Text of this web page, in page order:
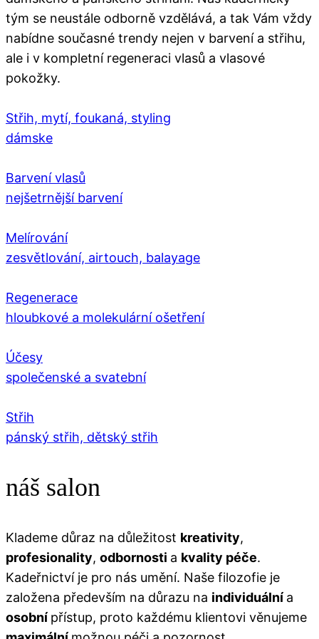
tým se neustále odborně vzdělává, a tak Vám vždy
nabídne současné trendy nejen v barvení a střihu,
ale i v kompletní regeneraci vlasů a vlasové
pokožky.
Střih, mytí, foukaná, styling
dámske
Barvení vlasů
nejšetrnější barvení
Melírování
zesvětlování, airtouch, balayage
Regenerace
hloubkové a molekulární ošetření
Účesy
společenské a svatební
Střih
pánský střih, dětský střih
náš salon
Klademe důraz na důležitost kreativity,
profesionality, odbornosti a kvality péče.
Kadeřnictví je pro nás umění. Naše filozofie je
založena především na důrazu na individuální a
osobní přístup, proto každému klientovi věnujeme